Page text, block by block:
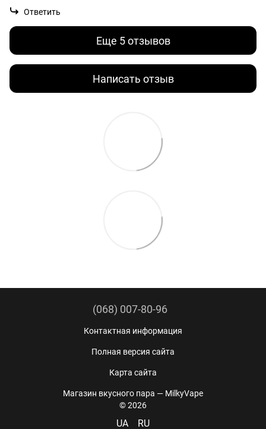
Ответить
Еще 5 отзывов
Написать отзыв
(068) 007-80-96
Контактная информация
Полная версия сайта
Карта сайта
Магазин вкусного пара — MilkyVape
© 2026
UA RU